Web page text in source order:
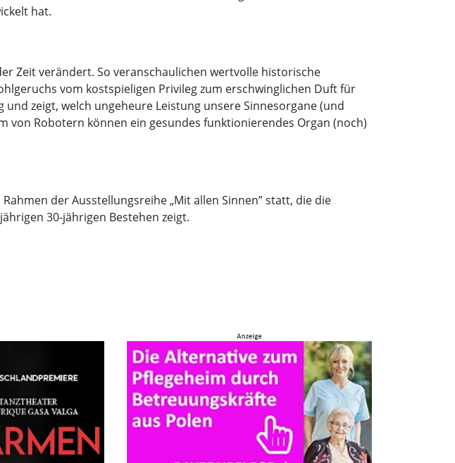
hat.
Zeit verändert. So veranschaulichen wertvolle historische
vom kostspieligen Privileg zum erschwinglichen Duft für
zeigt, welch ungeheure Leistung unsere Sinnesorgane (und
von Robotern können ein gesundes funktionierendes Organ (noch)
der Ausstellungsreihe „Mit allen Sinnen” statt, die die
30-jährigen Bestehen zeigt.